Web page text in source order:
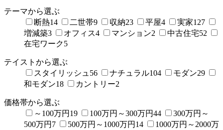
テーマから選ぶ
断熱14 二世帯9 収納23 平屋4 実家127
増減築3 オフィス4 マンション2 中古住宅52
在宅ワーク5
テイストから選ぶ
スタイリッシュ 56 ナチュラル104 モダン29
和モダン18 カントリー2
価格帯から選ぶ
～100万円 19 100万円～300万円44
300万円～
500万円 7 500万円～1000万円 14
1000万円～2000万